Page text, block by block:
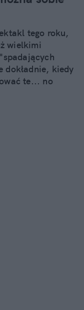
tego roku,
wielkimi
dokładnie, kiedy
te... no